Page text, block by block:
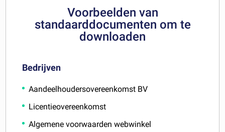
Voorbeelden van
standaarddocumenten om te
downloaden
Bedrijven
Aandeelhoudersovereenkomst BV
Licentieovereenkomst
Algemene voorwaarden webwinkel